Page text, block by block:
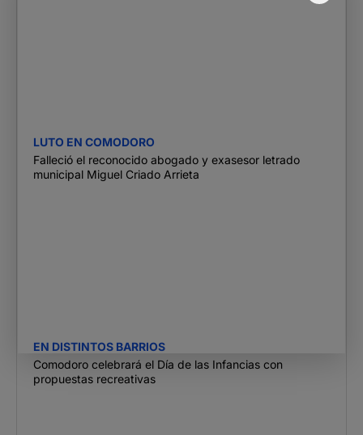
LUTO EN COMODORO
Falleció el reconocido abogado y exasesor letrado
municipal Miguel Criado Arrieta
EN DISTINTOS BARRIOS
Comodoro celebrará el Día de las Infancias con
propuestas recreativas